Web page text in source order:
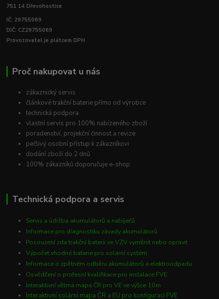
751 14 Dřevohostice
IČ: 29755069
DIČ: CZ29755069
Provozovatel je plátcem DPH
Proč nakupovat u nás
zákaznický servis
článkové trakční baterie přímo od výrobce
technická podpora
vlastní servis pro 100% nabízeného zboží
poradenství, projekční činnost a revize
pečlivý osobní přístup k zákazníkovi
dodání zboží do 2 dnů
100% zákazníků doporučuje e-shop
Technická podpora a servis
Servis a údržba akumulátorů a nabíječů
Informace pro diagnostiku závady akumulátorů
Posouzení zda trakční baterii ve VZV vyměnit nebo opravit
Výpočet vhodné baterie pro solární systém
Informace o zpětném odběru akumulátorů a elektroodpadu
Osvědčení o profesní kvalifikace pro instalace FVE
Interaktivní větrná mapa ČR pro VE ve výšce 10m
Interaktivní solární mapa ČR a EU pro konfiguraci FVE